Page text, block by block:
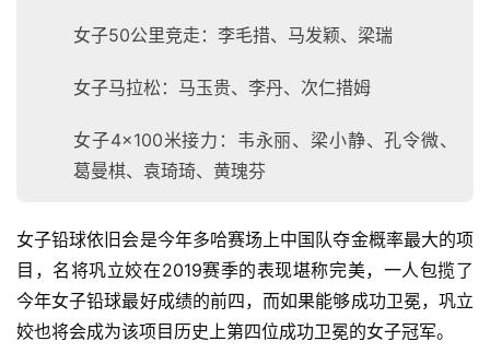
女子50公里竞走：李毛措、马发颖、梁瑞
女子马拉松：马玉贵、李丹、次仁措姆
女子4×100米接力：韦永丽、梁小静、孔令微、
葛曼棋、袁琦琦、黄瑰芬
女子铅球依旧会是今年多哈赛场上中国队夺金概率最大的项
目，名将巩立姣在2019赛季的表现堪称完美，一人包揽了
今年女子铅球最好成绩的前四，而如果能够成功卫冕，巩立
姣也将会成为该项目历史上第四位成功卫冕的女子冠军。